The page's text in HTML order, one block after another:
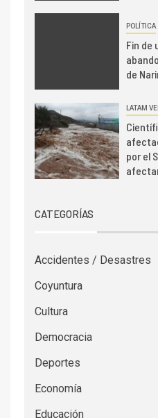
POLÍTICA
Fin de
de
LATAM
por el
CATEGORÍAS
Accidentes / Desastres
Coyuntura
Cultura
Democracia
Deportes
Economía
Educación